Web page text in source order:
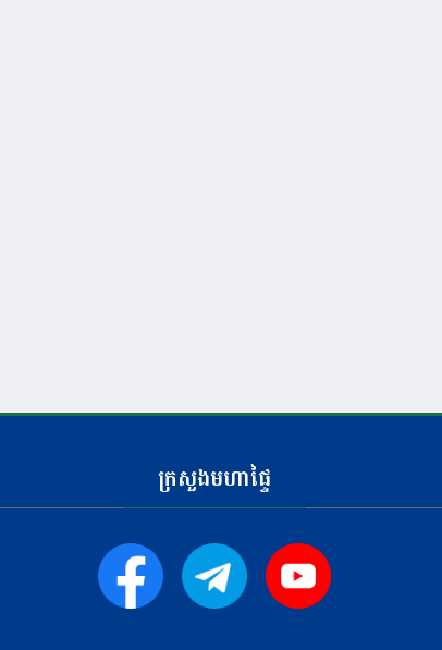
ក្រសួងមហាផ្ទៃ